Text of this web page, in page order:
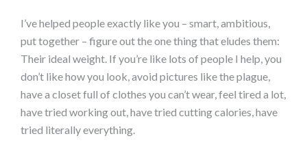
I’ve helped people exactly like you – smart, ambitious,
put together – figure out the one thing that eludes them:
Their ideal weight. If you’re like lots of people I help, you
don’t like how you look, avoid pictures like the plague,
have a closet full of clothes you can’t wear, feel tired a lot,
have tried working out, have tried cutting calories, have
tried literally everything.